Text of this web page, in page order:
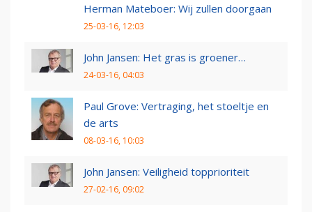
Herman Mateboer: Wij zullen doorgaan
25-03-16, 12:03
John Jansen: Het gras is groener…
24-03-16, 04:03
Paul Grove: Vertraging, het stoeltje en
de arts
08-03-16, 10:03
John Jansen: Veiligheid topprioriteit
27-02-16, 09:02